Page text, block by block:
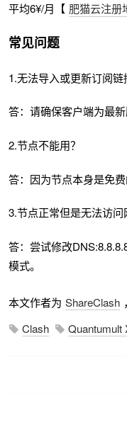
平均6¥/月【 肥猫云注册
常见问题
1.无法导入或更新订阅链
答：请确保客户端为最
2.节点不能用？
答：因为节点本身是免
3.节点正常但是无法访问
答：尝试修改
模式。
本文作者为 ShareClash
Clash
Quantumult